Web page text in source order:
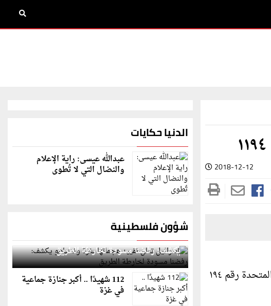
2018-12-12
أطلقت منظمة العفو الدولية حملة تحاكي واقع اللاجئون الفلسطينيون بعد مرور سبعين عاما على قرار الامم المتحدة رقم ١٩٤
الدنيا حكايات
عبدالله عيسى: راية الإعلام
والنضال التي لا تُطوى
شؤون فلسطينية
إسرائيل تعلن تقييد هجماتها بغزة ونتنياهو
يكشف: رفضنا مسودة لخارطة الطريق
112 شهيدًا .. أكبر جنازة جماعية
في غزة